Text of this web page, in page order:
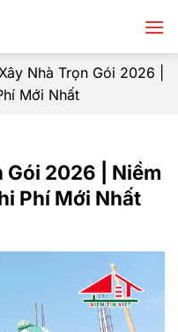
Nhà Trọn Gói 2026 |
Mới Nhất
Gói 2026 | Niềm
Phí Mới Nhất